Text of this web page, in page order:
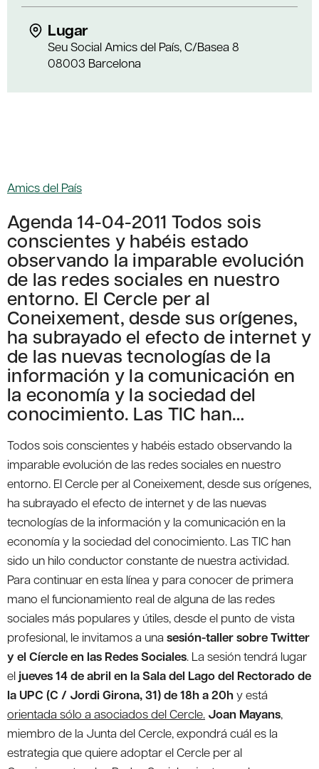
Lugar
Seu Social Amics del País, C/Basea 8
08003 Barcelona
Amics del País
Agenda 14-04-2011 Todos sois
conscientes y habéis estado
observando la imparable evolución
de las redes sociales en nuestro
entorno. El Cercle per al
Coneixement, desde sus orígenes,
ha subrayado el efecto de internet y
de las nuevas tecnologías de la
información y la comunicación en
la economía y la sociedad del
conocimiento. Las TIC han…
Todos sois conscientes y habéis estado observando la
imparable evolución de las redes sociales en nuestro
entorno. El Cercle per al Coneixement, desde sus orígenes,
ha subrayado el efecto de internet y de las nuevas
tecnologías de la información y la comunicación en la
economía y la sociedad del conocimiento. Las TIC han
sido un hilo conductor constante de nuestra actividad.
Para continuar en esta línea y para conocer de primera
mano el funcionamiento real de alguna de las redes
sociales más populares y útiles, desde el punto de vista
profesional, le invitamos a una sesión-taller sobre Twitter
y el Cíercle en las Redes Sociales. La sesión tendrá lugar
el jueves 14 de abril en la Sala del Lago del Rectorado de
la UPC (C / Jordi Girona, 31) de 18h a 20hy está
orientada sólo a asociados del Cercle. Joan Mayans,
miembro de la Junta del Cercle, expondrá cuál es la
estrategia que quiere adoptar el Cercle per al